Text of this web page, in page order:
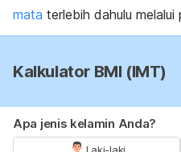
mata terlebih dahulu
Kalkulator BMI (IMT)
Apa jenis kelamin Anda?
Laki-laki